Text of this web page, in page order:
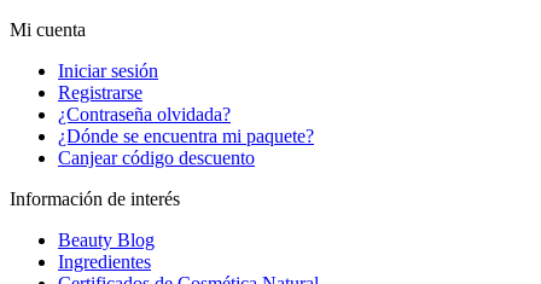
Mi cuenta
Iniciar sesión
Registrarse
¿Contraseña olvidada?
¿Dónde se encuentra mi paquete?
Canjear código descuento
Información de interés
Beauty Blog
Ingredientes